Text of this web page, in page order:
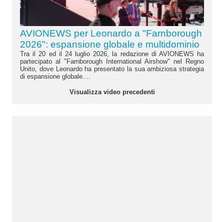
AVIONEWS per Leonardo a "Farnborough
2026": espansione globale e multidominio
Tra il 20 ed il 24 luglio 2026, la redazione di AVIONEWS ha
partecipato al "Farnborough International Airshow" nel Regno
Unito, dove Leonardo ha presentato la sua ambiziosa strategia
di espansione globale....
Visualizza video precedenti